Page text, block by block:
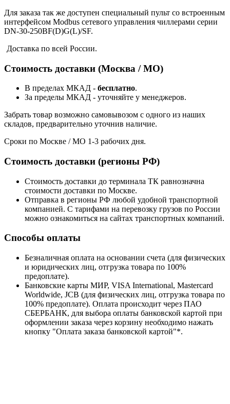
Для заказа так же доступен специальный пульт со встроенным
интерфейсом Modbus сетевого управления чиллерами серии
DN-30-250BF(D)G(L)/SF.
Доставка по всей России.
Стоимость доставки (Москва / МО)
В пределах МКАД - бесплатно.
За пределы МКАД - уточняйте у менеджеров.
Забрать товар возможно самовывозом с одного из наших
складов, предварительно уточнив наличие.
Сроки по Москве / МО 1-3 рабочих дня.
Стоимость доставки (регионы РФ)
Стоимость доставки до терминала ТК равнозначна
стоимости доставки по Москве.
Отправка в регионы РФ любой удобной транспортной
компанией. С тарифами на перевозку грузов по России
можно ознакомиться на сайтах транспортных компаний.
Способы оплаты
Безналичная оплата на основании счета (для физических
и юридических лиц, отгрузка товара по 100%
предоплате).
Банковские карты МИР, VISA International, Mastercard
Worldwide, JCB (для физических лиц, отгрузка товара по
100% предоплате). Оплата происходит через ПАО
СБЕРБАНК, для выбора оплаты банковской картой при
оформлении заказа через корзину необходимо нажать
кнопку "Оплата заказа банковской картой"*.